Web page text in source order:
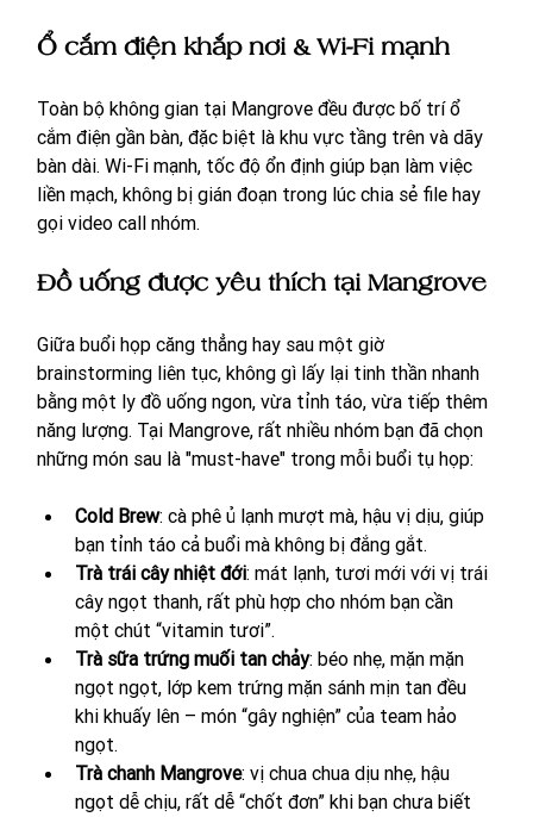
Ổ cắm điện khắp nơi & Wi-Fi mạnh
Toàn bộ không gian tại Mangrove đều được bố trí ổ
cắm điện gần bàn, đặc biệt là khu vực tầng trên và dãy
bàn dài. Wi-Fi mạnh, tốc độ ổn định giúp bạn làm việc
liền mạch, không bị gián đoạn trong lúc chia sẻ file hay
gọi video call nhóm.
Đồ uống được yêu thích tại Mangrove
Giữa buổi họp căng thẳng hay sau một giờ
brainstorming liên tục, không gì lấy lại tinh thần nhanh
bằng một ly đồ uống ngon, vừa tỉnh táo, vừa tiếp thêm
năng lượng. Tại Mangrove, rất nhiều nhóm bạn đã chọn
những món sau là "must-have" trong mỗi buổi tụ họp:
Cold Brew: cà phê ủ lạnh mượt mà, hậu vị dịu, giúp
bạn tỉnh táo cả buổi mà không bị đắng gắt.
Trà trái cây nhiệt đới: mát lạnh, tươi mới với vị trái
cây ngọt thanh, rất phù hợp cho nhóm bạn cần
một chút “vitamin tươi”.
Trà sữa trứng muối tan chảy: béo nhẹ, mặn mặn
ngọt ngọt, lớp kem trứng mặn sánh mịn tan đều
khi khuấy lên – món “gây nghiện” của team hảo
ngọt.
Trà chanh Mangrove: vị chua chua dịu nhẹ, hậu
ngọt dễ chịu, rất dễ “chốt đơn” khi bạn chưa biết